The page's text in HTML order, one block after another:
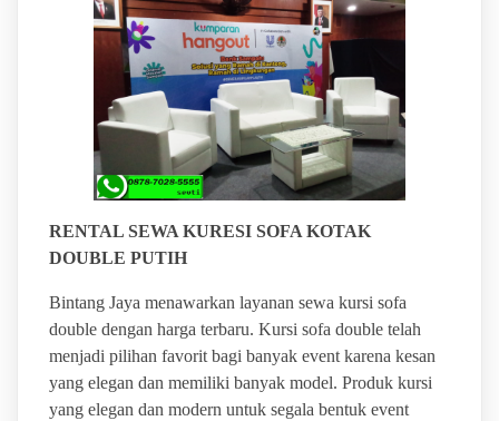
RENTAL SEWA KURESI SOFA KOTAK
DOUBLE PUTIH
Bintang Jaya menawarkan layanan sewa kursi sofa
double dengan harga terbaru. Kursi sofa double telah
menjadi pilihan favorit bagi banyak event karena kesan
yang elegan dan memiliki banyak model. Produk kursi
yang elegan dan modern untuk segala bentuk event